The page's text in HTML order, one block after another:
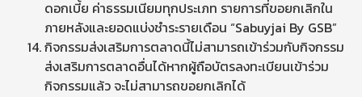
ดอกเบี้ย ค่าธรรมเนียมทุกประเภท รายการที่ขอยกเลิกใน
ภายหลังและยอดแบ่งชำระรายเดือน “Sabuyjai By GSB”
กิจกรรมส่งเสริมการตลาดนี้ไม่สามารถเข้าร่วมกับกิจกรรม
ส่งเสริมการตลาดอื่นได้หากผู้ถือบัตรลงทะเบียนเข้าร่วม
กิจกรรมแล้ว จะไม่สามารถขอยกเลิกได้